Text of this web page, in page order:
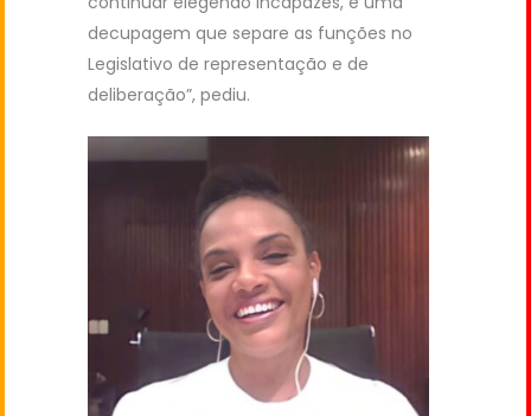
decupagem que separe as funções no
Legislativo de representação e de
deliberação”, pediu.